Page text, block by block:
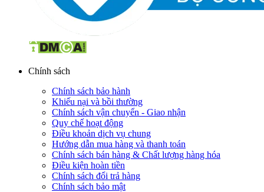
Chính sách
Chính sách bảo hành
Khiếu nại và bồi thường
Chính sách vận chuyển - Giao nhận
Quy chế hoạt động
Điều khoản dịch vụ chung
Hướng dẫn mua hàng và thanh toán
Chính sách bán hàng & Chất lượng hàng hóa
Điều kiện hoàn tiền
Chính sách đổi trả hàng
Chính sách bảo mật